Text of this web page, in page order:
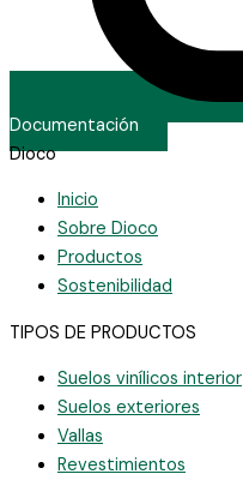
Documentación
Dioco
Inicio
Sobre Dioco
Productos
Sostenibilidad
TIPOS DE PRODUCTOS
Suelos vinílicos interior
Suelos exteriores
Vallas
Revestimientos